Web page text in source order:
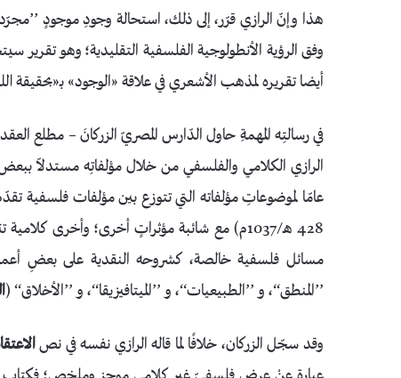
هذا وإنّ الرازي قرّر، إلى ذلك، استحالة وجودِ موجودٍ
وفق الرؤية الأنطولوجية الفلسفية التقليدية؛ وهو تقرير
أيضا تقريره لمذهب الأشعري في علاقة «الوجود» بـ«بحقيقة
في رسالتِه المهمةِ حاول الدّارس المصريّ الزركانَ – مطلع
الرازي الكلامي والفلسفي من خلال مؤلفاتِه مستدلاّ
عامّا لموضوعاتِ مؤلفاته التي تتوزع بين مؤلفات فلسفية
428 هـ/1037م) مع شائبة مؤثراتٍ أخرى؛ وأخرى
مسائل فلسفية خالصة، كشروحه النقدية على بعضِ
’’المنطق‘‘، و ’’الطبيعيات‘‘، و ’’الميتافيزيقا‘‘، و ’’الأخلاق‘‘ (
وقد سجّل الزركان، خلافًا لما قاله الرازي نفسه في نص